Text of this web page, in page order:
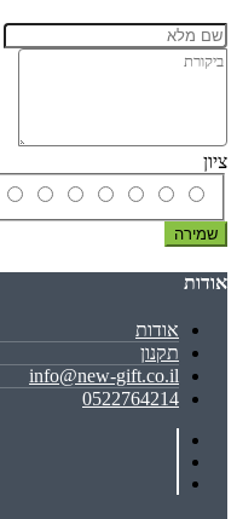
ציון
שמירה
אודות
אודות
תקנון
info@new-gift.co.il
0522764214